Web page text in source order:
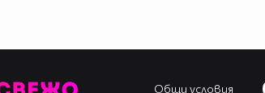
Общи условия